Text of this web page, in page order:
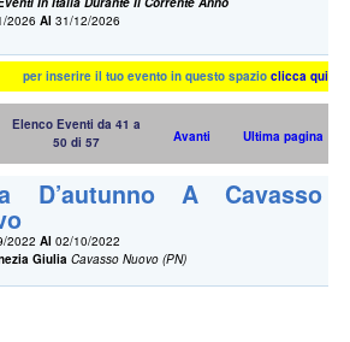
2026Al 31/12/2026
per inserire il tuo evento in questo spazioclicca qui
Elenco Eventi da 41 a
50 di 57
Avanti Ultima pagina
D’autunno A Cavasso
2022Al 02/10/2022
Giulia Cavasso Nuovo (PN)